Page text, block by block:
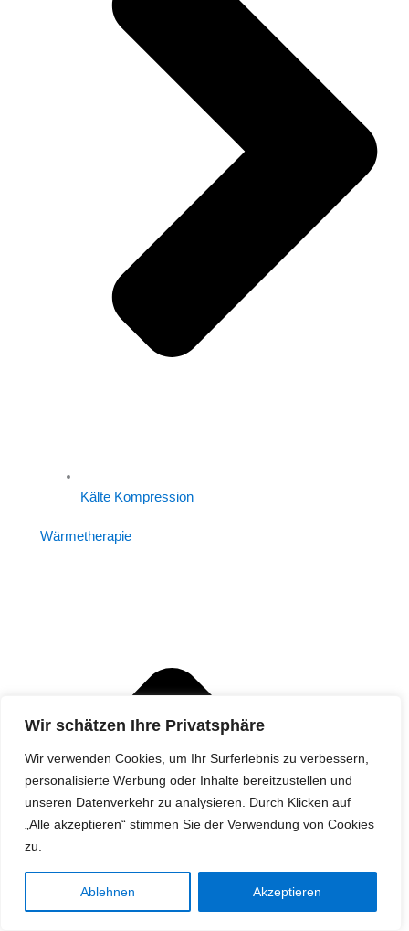
Wir schätzen Ihre Privatsphäre
Wir verwenden Cookies, um Ihr Surferlebnis zu verbessern,
personalisierte Werbung oder Inhalte bereitzustellen und
unseren Datenverkehr zu analysieren. Durch Klicken auf
„Alle akzeptieren“ stimmen Sie der Verwendung von Cookies
zu.
Ablehnen Akzeptieren
Kälte Kompression
Wärmetherapie